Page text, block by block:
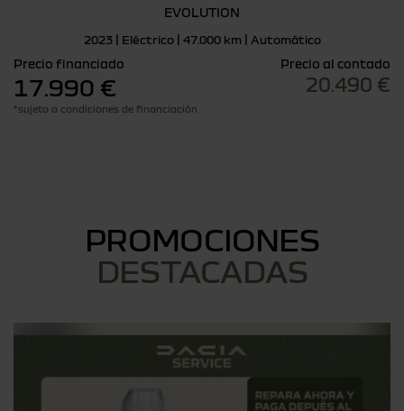
EVOLUTION
2023 | Eléctrico | 47.000 km | Automático
Precio financiado
17.990 €
*sujeto a condiciones de financiación
Precio al contado
20.490 €
PROMOCIONES
DESTACADAS